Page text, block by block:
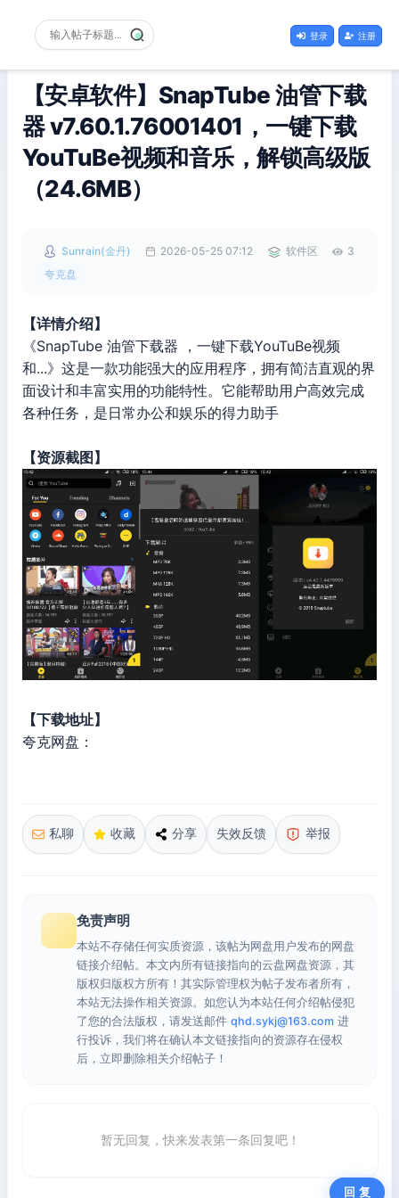
登录 注册
【安卓软件】SnapTube 油管下载
器 v7.60.1.76001401，一键下载
YouTuBe视频和音乐，解锁高级版
（24.6MB）
Sunrain(金丹) 2026-05-25 07:12 软件区
3
夸克盘
【详情介绍】
《SnapTube 油管下载器 ，一键下载YouTuBe视频
和...》这是一款功能强大的应用程序，拥有简洁直观的界
面设计和丰富实用的功能特性。它能帮助用户高效完成
各种任务，是日常办公和娱乐的得力助手
【资源截图】
【下载地址】
夸克网盘：
私聊 收藏 分享 失效反馈 举报
免责声明
本站不存储任何实质资源，该帖为网盘用户发布的网盘
链接介绍帖。本文内所有链接指向的云盘网盘资源，其
版权归版权方所有！其实际管理权为帖子发布者所有，
本站无法操作相关资源。如您认为本站任何介绍帖侵犯
了您的合法版权，请发送邮件 qhd.sykj@163.com 进
行投诉，我们将在确认本文链接指向的资源存在侵权
后，立即删除相关介绍帖子！
暂无回复，快来发表第一条回复吧！
回 复